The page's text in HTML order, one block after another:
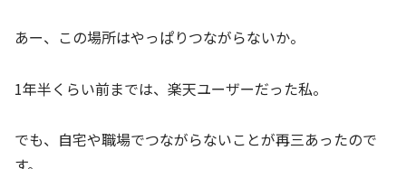
あー、この場所はやっぱりつながらないか。
1年半くらい前までは、楽天ユーザーだった私。
でも、自宅や職場でつながらないことが再三あったので